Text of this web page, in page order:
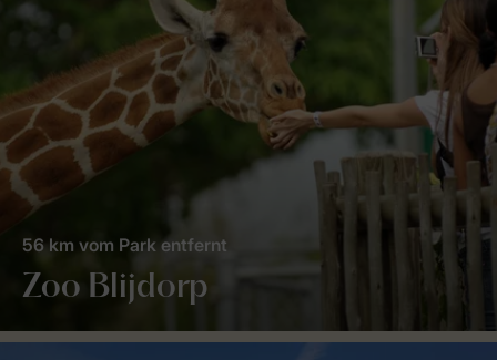
Zoo Blijdorp
56 km vom Park entfernt